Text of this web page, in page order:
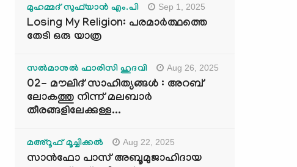
മുഹമ്മദ് സുഫ്‌യാൻ എം.പി Sep 1, 2025
Losing My Religion: പരമാർത്ഥത്തെ
തേടി ഒരു യാത്ര
സൽമാനുൽ ഫാരിസി ഹുദവി Aug 26, 2025
02- മൗലിദ് സാഹിത്യങ്ങൾ : അറബ്
ലോകത്തു നിന്ന് മലബാർ
തീരങ്ങളിലേക്കുള്ള...
മഅ്റൂഫ് മൂച്ചിക്കല്‍ Aug 22, 2025
സാൻഫോ പാസ് അബൂമുജാഹിദായ